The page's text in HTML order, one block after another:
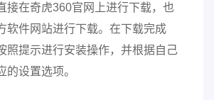
接在奇虎360官网上进行下载，也
软件网站进行下载。在下载完成
照提示进行安装操作，并根据自己
的设置选项。